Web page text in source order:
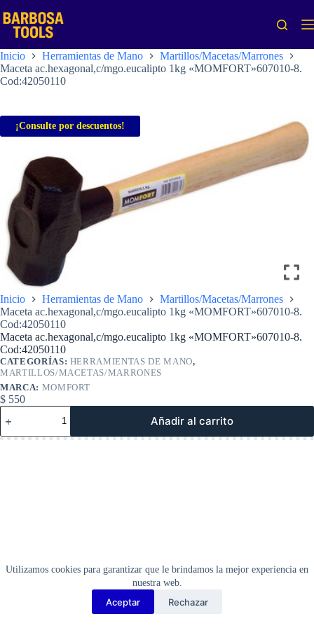
al
contenido
Utilizamos cookies para garantizar que le brindamos la mejor experiencia en
nuestra web.
Aceptar Rechazar
Inicio Herramientas de Mano
Martillos/Macetas/Marrones
Maceta ac.hexagonal,c/mgo.eucalipto 1kg «MOMFORT»607010-8.
Cod:42050110
¡Consulte por descuentos!
Inicio Herramientas de Mano
Martillos/Macetas/Marrones
Maceta ac.hexagonal,c/mgo.eucalipto 1kg «MOMFORT»607010-8.
Cod:42050110
Maceta ac.hexagonal,c/mgo.eucalipto 1kg «MOMFORT»607010-8.
Cod:42050110
CATEGORÍAS: HERRAMIENTAS DE MANO,
MARTILLOS/MACETAS/MARRONES
MARCA: MOMFORT
$ 550
Maceta
ac.hexagonal,c/mgo.eucalipto
1kg
Añadir al carrito
Copyright Barbosa Tools©